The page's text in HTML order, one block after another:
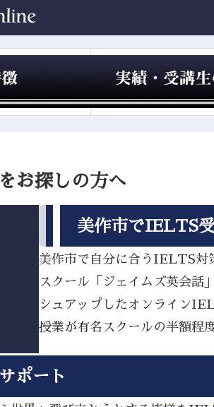
お探しの方へ
美作市でIELTS
美作市で自分に合うIELTS対
スクール「ジェイムズ英会話
シュアップしたオンライン
授業が有名スクールの半額程
ポート